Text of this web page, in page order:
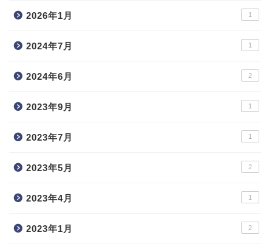
2026年1月 1
2024年7月 1
2024年6月 2
2023年9月 1
2023年7月 1
2023年5月 2
2023年4月 1
2023年1月 2